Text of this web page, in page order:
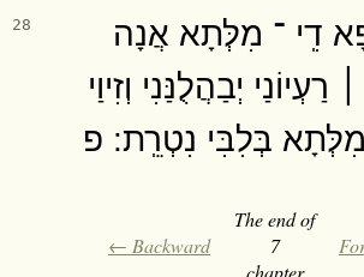
28
דִֽי ־ מִלְּתָא אֲנָה
יְבַהֲלֻנַּנִי וְזִיוַי
בְּלִבִּי נִטְרֵֽת ׃ פ
← Backward
The end of
7
chapter